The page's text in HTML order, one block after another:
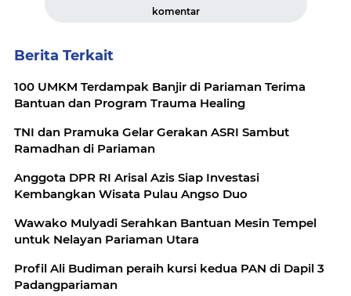
komentar
Berita Terkait
100 UMKM Terdampak Banjir di Pariaman Terima
Bantuan dan Program Trauma Healing
TNI dan Pramuka Gelar Gerakan ASRI Sambut
Ramadhan di Pariaman
Anggota DPR RI Arisal Azis Siap Investasi
Kembangkan Wisata Pulau Angso Duo
Wawako Mulyadi Serahkan Bantuan Mesin Tempel
untuk Nelayan Pariaman Utara
Profil Ali Budiman peraih kursi kedua PAN di Dapil 3
Padangpariaman